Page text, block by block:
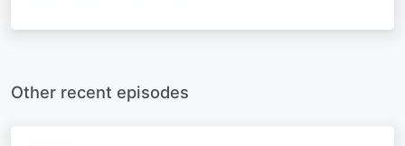
Other recent episodes